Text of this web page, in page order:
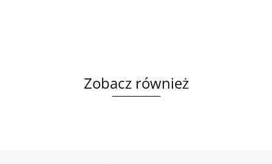
Zobacz również